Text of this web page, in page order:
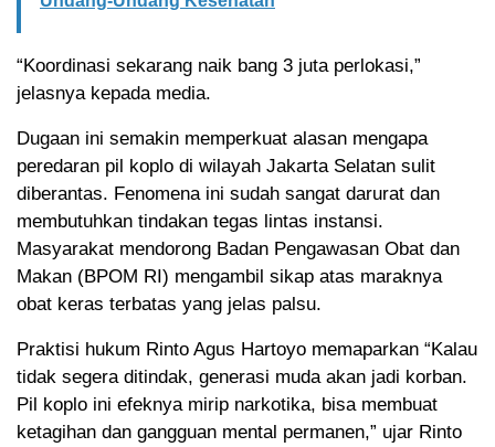
“Koordinasi sekarang naik bang 3 juta perlokasi,”
jelasnya kepada media.
Dugaan ini semakin memperkuat alasan mengapa
peredaran pil koplo di wilayah Jakarta Selatan sulit
diberantas. Fenomena ini sudah sangat darurat dan
membutuhkan tindakan tegas lintas instansi.
Masyarakat mendorong Badan Pengawasan Obat dan
Makan (BPOM RI) mengambil sikap atas maraknya
obat keras terbatas yang jelas palsu.
Praktisi hukum Rinto Agus Hartoyo memaparkan “Kalau
tidak segera ditindak, generasi muda akan jadi korban.
Pil koplo ini efeknya mirip narkotika, bisa membuat
ketagihan dan gangguan mental permanen,” ujar Rinto